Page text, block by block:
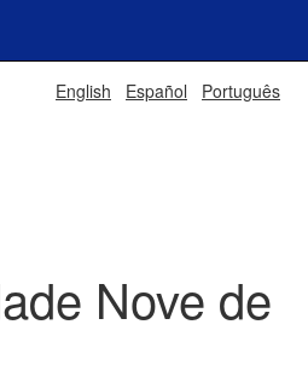
English Español Português
Nove de